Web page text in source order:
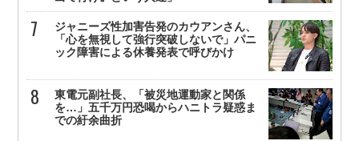
ジャニーズ性加害告発のカウアンさん、
「心を無視して強行突破しないで」パニ
ック障害による休養発表で呼びかけ
東電元副社長、「被災地運動家と関係
を…」五千万円恐喝からハニトラ疑惑ま
での紆余曲折